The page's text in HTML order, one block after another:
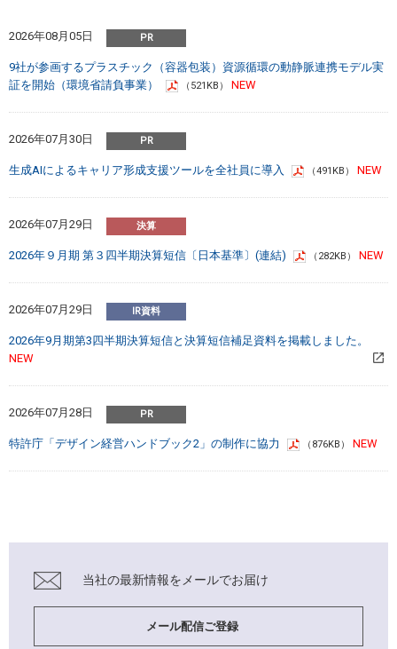
2026年08月05日
9社が参画するプラスチック（容器包装）資源循環の動静脈連携モデル実
証を開始（環境省請負事業）
（521KB）
2026年07月30日
生成AIによるキャリア形成支援ツールを全社員に導入 （491KB）
2026年07月29日
2026年９月期 第３四半期決算短信〔日本基準〕(連結) （282KB）
2026年07月29日
2026年9月期第3四半期決算短信と決算短信補足資料を掲載しました。
2026年07月28日
特許庁「デザイン経営ハンドブック2」の制作に協力 （876KB）
メール配信ご登録
当社の最新情報を メールでお届け